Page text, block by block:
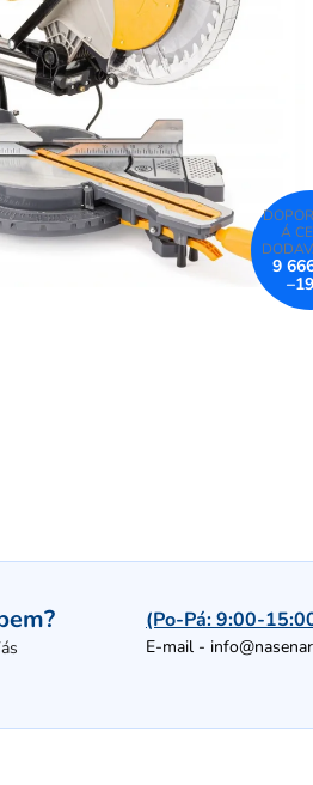
9
(Po-Pá: 9:00-
E-mail -